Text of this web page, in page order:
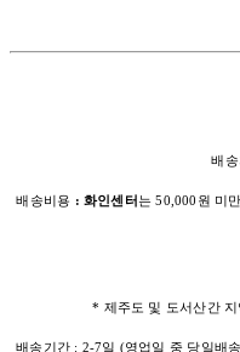
배
배송비용 : 화인센터는 50,000원 미
* 제주도 및 도서산간 지
배송기간 : 2-7일 (영업일 중 당일배